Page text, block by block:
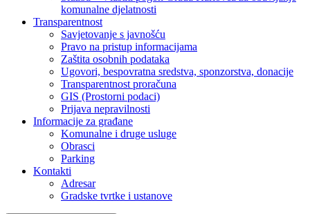
komunalne djelatnosti
Transparentnost
Savjetovanje s javnošću
Pravo na pristup informacijama
Zaštita osobnih podataka
Ugovori, bespovratna sredstva, sponzorstva, donacije
Transparentnost proračuna
GIS (Prostorni podaci)
Prijava nepravilnosti
Informacije za građane
Komunalne i druge usluge
Obrasci
Parking
Kontakti
Adresar
Gradske tvrtke i ustanove